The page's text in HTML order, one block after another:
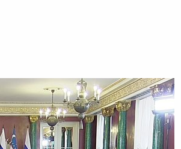
Узбекистана
страны